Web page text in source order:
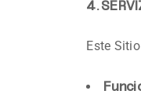
4.
Este